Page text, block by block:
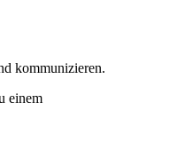
kommunizieren.
einem